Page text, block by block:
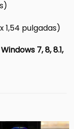
1,54 pulgadas)
7, 8, 8.1,